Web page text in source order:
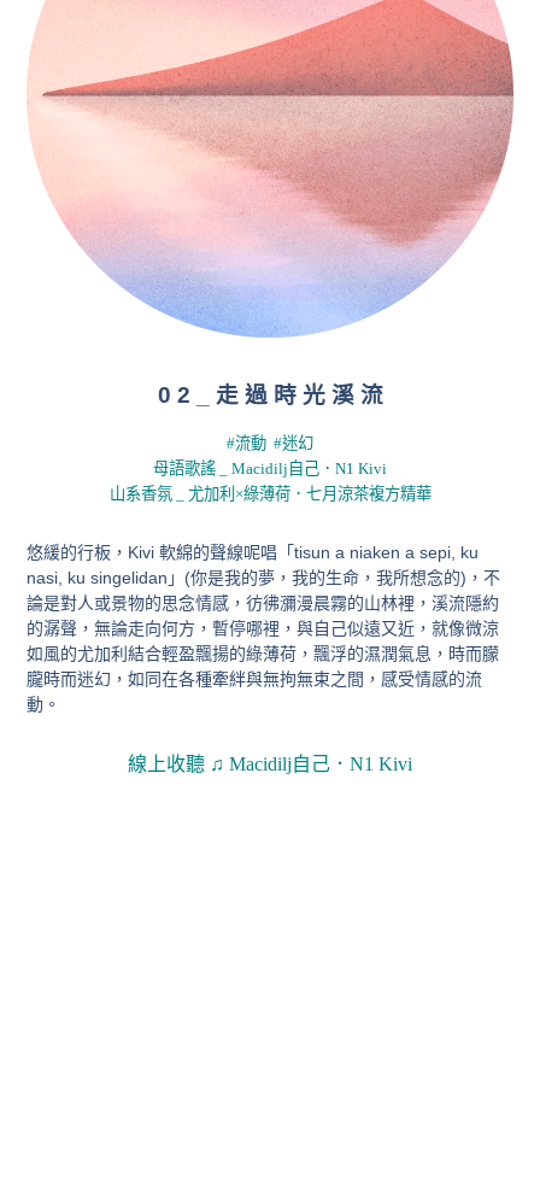
0 2 _ 走 過 時 光 溪 流
#流動 #迷幻
母語歌謠 _ Macidilj自己．N1 Kivi
山系香氛 _ 尤加利×綠薄荷．七月涼茶複方精華
悠緩的行板， Kivi 軟綿的聲線呢唱「tisun a niaken a sepi, ku
nasi, ku singelidan」(你是我的夢，我的生命，我所想念的)，不
論是對人或景物的思念情感，彷彿瀰漫晨霧的山林裡，溪流隱約
的潺聲 ，無論走向何方，暫停哪裡，與自己似遠又近，就像微涼
如風的尤加利結合輕盈飄揚的綠薄荷，飄浮的濕潤氣息，時而朦
朧時而迷幻，如同在各種牽絆與無拘無束之間，感受情感的流
動。
線上收聽 ♫ Macidilj自己．N1 Kivi